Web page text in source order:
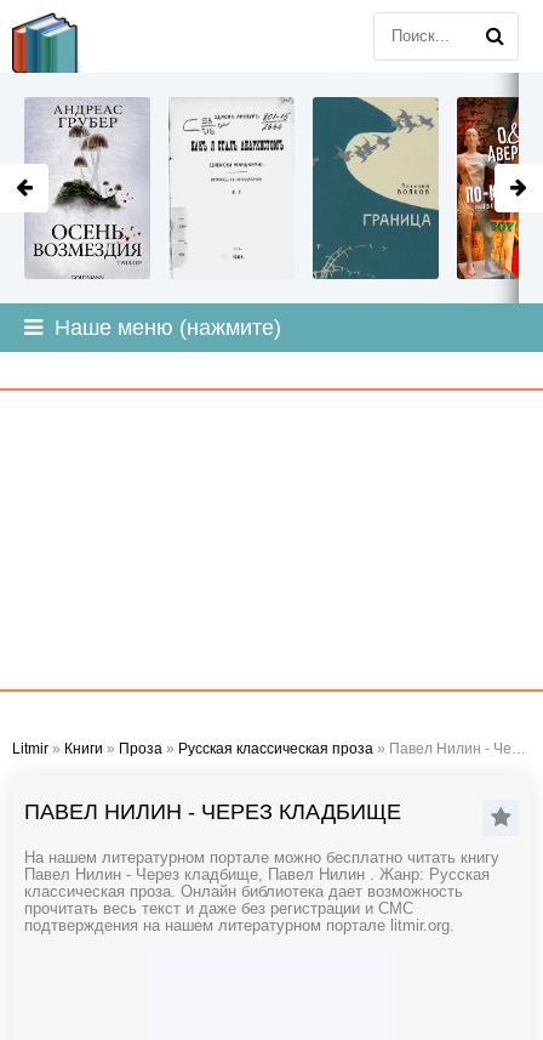
Наше меню (нажмите)
Litmir » Книги » Проза » Русская классическая проза » Павел Нилин - Через кладбище
ПАВЕЛ НИЛИН - ЧЕРЕЗ КЛАДБИЩЕ
На нашем литературном портале можно бесплатно читать книгу
Павел Нилин - Через кладбище, Павел Нилин . Жанр: Русская
классическая проза. Онлайн библиотека дает возможность
прочитать весь текст и даже без регистрации и СМС
подтверждения на нашем литературном портале litmir.org.
LITMIR.ORG